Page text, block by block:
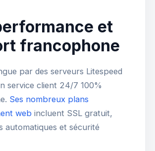
et
francophone
par des serveurs Litespeed
service client 24/7 100%
Ses nombreux plans
web incluent SSL gratuit,
automatiques et sécurité